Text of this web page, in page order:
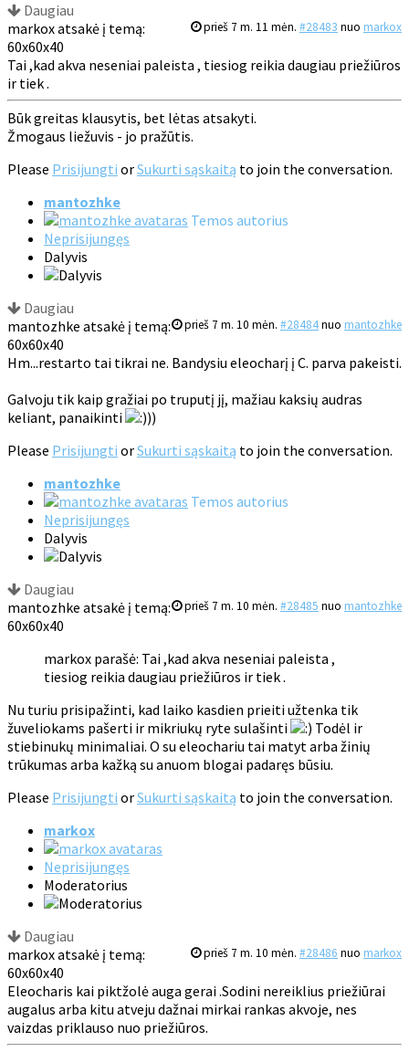
Daugiau
prieš 7 m. 11 mėn. #28483 nuo markox
markox atsakė į temą:
60x60x40
Tai ,kad akva neseniai paleista , tiesiog reikia daugiau priežiūros
ir tiek .
Būk greitas klausytis, bet lėtas atsakyti.
Žmogaus liežuvis - jo pražūtis.
Please Prisijungti orSukurti sąskaitą to join the conversation.
mantozhke
Temos autorius
Neprisijungęs
Dalyvis
Daugiau
prieš 7 m. 10 mėn. #28484nuo mantozhke
mantozhke atsakė į temą:
60x60x40
Hm...restarto tai tikrai ne. Bandysiu eleocharį į C. parva pakeisti.
Galvoju tik kaip gražiai po truputį jį, mažiau kaksių audras
keliant, panaikinti
))
Please Prisijungti orSukurti sąskaitą to join the conversation.
mantozhke
Temos autorius
Neprisijungęs
Dalyvis
Daugiau
prieš 7 m. 10 mėn. #28485 nuo mantozhke
mantozhke atsakė į temą:
60x60x40
markox parašė: Tai ,kad akva neseniai paleista ,
tiesiog reikia daugiau priežiūros ir tiek .
Nu turiu prisipažinti, kad laiko kasdien prieiti užtenka tik
žuveliokams pašerti ir mikriukų ryte sulašinti
Todėl ir
stiebinukų minimaliai. O su eleochariu tai matyt arba žinių
trūkumas arba kažką su anuom blogai padaręs būsiu.
Please Prisijungti orSukurti sąskaitą to join the conversation.
markox
Neprisijungęs
Moderatorius
Daugiau
prieš 7 m. 10 mėn. #28486 nuo markox
markox atsakė į temą:
60x60x40
Eleocharis kai piktžolė auga gerai .Sodini nereiklius priežiūrai
augalus arba kitu atveju dažnai mirkai rankas akvoje, nes
vaizdas priklauso nuo priežiūros.